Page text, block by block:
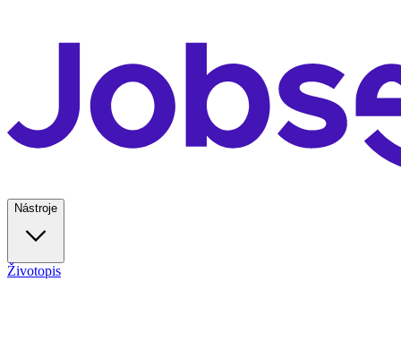
Nástroje
Životopis